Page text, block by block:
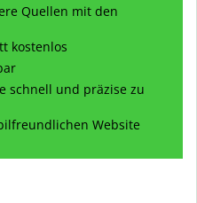
Quellen mit den
kostenlos
schnell und präzise zu
Website